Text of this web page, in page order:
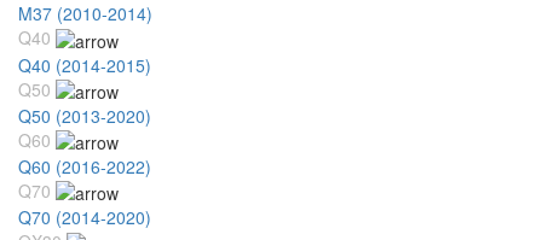
M37 (2010-2014)
Q40
Q40 (2014-2015)
Q50
Q50 (2013-2020)
Q60
Q60 (2016-2022)
Q70
Q70 (2014-2020)